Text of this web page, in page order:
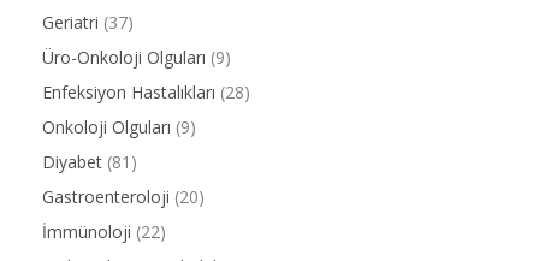
Geriatri (37)
Üro-Onkoloji Olguları (9)
Enfeksiyon Hastalıkları (28)
Onkoloji Olguları (9)
Diyabet (81)
Gastroenteroloji (20)
İmmünoloji (22)